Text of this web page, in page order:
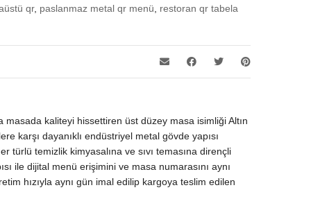
qr, paslanmaz metal qr menü restoran qr tabela
masada kaliteyi hissettiren üst düzey masa isimliği Altın
karşı dayanıklı endüstriyel metal gövde yapısı
temizlik kimyasalına ve sıvı temasına dirençli
ile dijital menü erişimini ve masa numarasını aynı
hızıyla aynı gün imal edilip kargoya teslim edilen